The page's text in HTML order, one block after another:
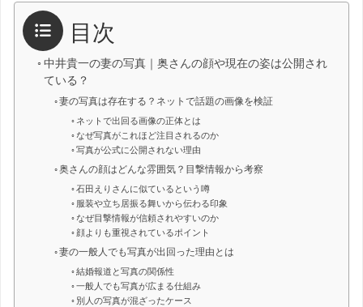
目次
中井貴一の妻の写真｜奥さんの顔や現在の姿は公開され
ている？
妻の写真は存在する？ネットで話題の画像を検証
ネットで出回る画像の正体とは
なぜ写真がこれほど注目されるのか
写真が公式に公開されない理由
奥さんの顔はどんな雰囲気？目撃情報から考察
石田えりさんに似ているという噂
服装や立ち居振る舞いから伝わる印象
なぜ目撃情報が信頼されやすいのか
顔よりも重視されているポイント
妻の一般人でも写真が出回った理由とは
結婚報道と写真の関係性
一般人でも写真が広まる仕組み
別人の写真が混ざったケース